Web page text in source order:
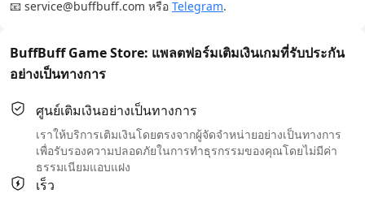
📧 service@buffbuff.com หรือ Telegram.
BuffBuff Game Store: แพลตฟอร์มเติมเงินเกมที่รับประกัน
อย่างเป็นทางการ
ศูนย์เติมเงินอย่างเป็นทางการ
เราให้บริการเติมเงินโดยตรงจากผู้จัดจำหน่ายอย่างเป็นทางการ
เพื่อรับรองความปลอดภัยในการทำธุรกรรมของคุณโดยไม่มีค่า
ธรรมเนียมแอบแฝง
เร็ว